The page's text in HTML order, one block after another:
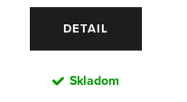
DETAIL
Skladom